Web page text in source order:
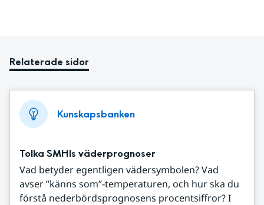
Relaterade sidor
Kunskapsbanken
Tolka SMHIs väderprognoser
Vad betyder egentligen vädersymbolen? Vad
avser ”känns som”-temperaturen, och hur ska du
förstå nederbördsprognosens procentsiffror? I